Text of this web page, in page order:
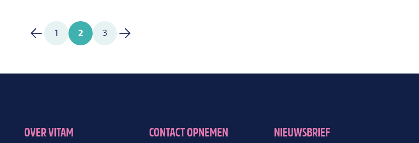
1 2 3
OVER VITAM CONTACT OPNEMEN NIEUWSBRIEF